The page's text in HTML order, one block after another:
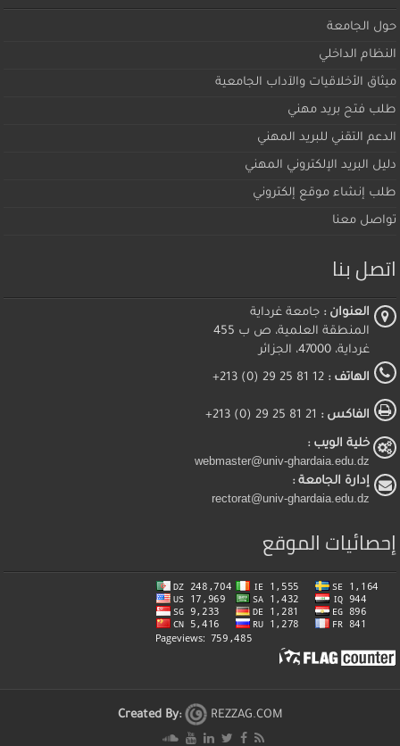
حول الجامعة
النظام الداخلي
ميثاق اﻷخلاقيات والآداب الجامعية
طلب فتح بريد مهني
الدعم التقني للبريد المهني
دليل البريد الإلكتروني المهني
طلب إنشاء موقع إلكتروني
تواصل معنا
اتصل بنا
العنوان : جامعة غرداية
المنطقة العلمية، ص ب 455
غرداية، 47000، الجزائر
الهاتف : 12 81 25 29 (0) 213+
الفاكس :
خلية الويب :
webmaster@univ-ghardaia.edu.dz
إدارة الجامعة :
rectorat@univ-ghardaia.edu.dz
إحصائيات الموقع
Created By: REZZAG.COM